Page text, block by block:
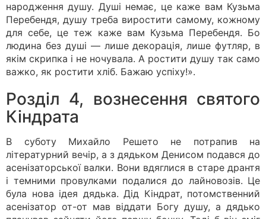
народження душу. Душі немає, це каже вам Кузьма
Перебендя, душу треба виростити самому, кожному
для себе, це теж каже вам Кузьма Перебендя. Бо
людина без душі — лише декорація, лише футляр, в
якім скрипка і не ночувала. А ростити душу так само
важко, як ростити хліб. Бажаю успіху!».
Розділ 4, вознесення святого
Кіндрата
В суботу Михайло Решето не потрапив на
літературний вечір, а з дядьком Денисом подався до
асенізаторської валки. Вони вдяглися в старе дрантя
і темними провулками подалися до лайновозів. Це
була нова ідея дядька. Дід Кіндрат, потомственний
асенізатор от-от мав віддати Богу душу, а дядько